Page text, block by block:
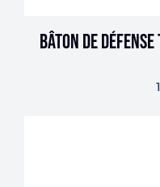
Bâton de défense